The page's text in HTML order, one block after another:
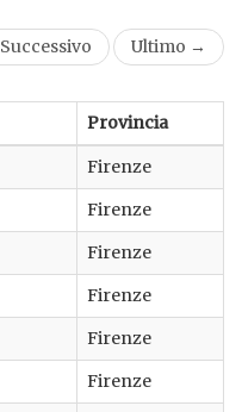
Successivo Ultimo →
Provincia
Firenze
Firenze
Firenze
Firenze
Firenze
Firenze